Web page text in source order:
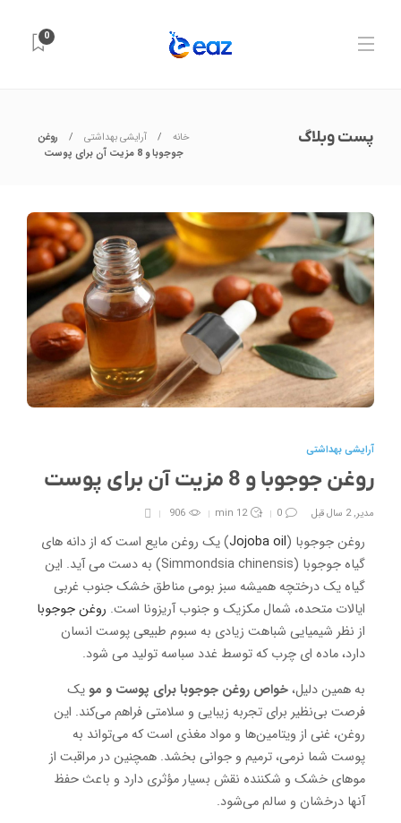
0
پست وبلاگ خانه آرایشی بهداشتی
روغن
جوجوبا و 8 مزیت آن برای پوست
آرایشی بهداشتی
روغن جوجوبا و 8 مزیت آن برای پوست
مدیر,2 سال قبل 0
12 min
906
روغن جوجوبا (Jojoba oil) یک روغن مایع است که از دانه های
گیاه جوجوبا (Simmondsia chinensis) به دست می آید. این
گیاه یک درختچه همیشه سبز بومی مناطق خشک جنوب غربی
ایالات متحده، شمال مکزیک و جنوب آریزونا است. روغن جوجوبا
از نظر شیمیایی شباهت زیادی به سبوم طبیعی پوست انسان
دارد، ماده ای چرب که توسط غدد سباسه تولید می شود.
به همین دلیل،خواص روغن جوجوبا برای پوست و مویک
فرصت بی‌نظیر برای تجربه زیبایی و سلامتی فراهم می‌کند. این
روغن، غنی از ویتامین‌ها و مواد مغذی است که می‌تواند به
پوست شما نرمی، ترمیم و جوانی بخشد. همچنین در مراقبت از
موهای خشک و شکننده نقش بسیار مؤثری دارد و باعث حفظ
آنها درخشان و سالم می‌شود.